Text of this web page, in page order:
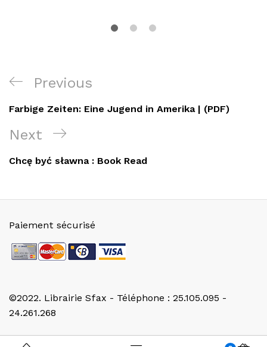
Navigation
de
l’article
Previous
Post
Previous
Farbige Zeiten: Eine Jugend in Amerika | (PDF)
Next
Post
Next
Chcę być sławna : Book Read
©2022. Librairie Sfax - Téléphone : 25.105.095 -
24.261.268
Paiement sécurisé